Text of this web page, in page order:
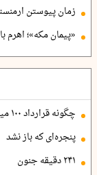
زمان پیوستن
«پیمان مکه»؛ اهرم
چگونه قرارداد ۱۰۰ میلیاردی با ۱۰۰ میلیون تومان دود شد؟ حراج ستاره
پنجره‌ای که باز نشد
۲۴۱ دقیقه جنون